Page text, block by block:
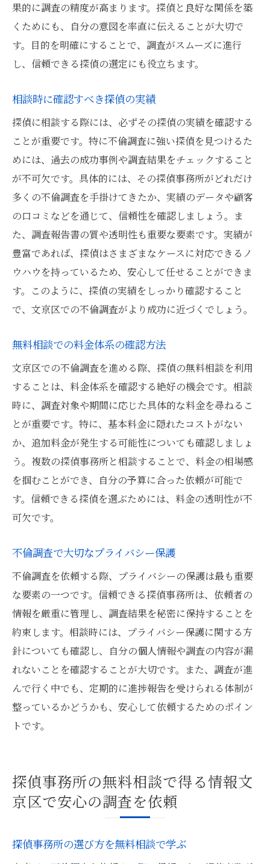
不倫調査に必要な準備と相談でのアドバイ
ス
安心して依頼できる探偵事務所を選ぶため
に
無料相談を通じて探偵を選ぶ信頼性の高い調査
文京区で信頼される探偵事務所の特徴
相談時に重要な探偵の倫理観
調査依頼前に確認すべき重要な事項
実際の調査方法を無料相談で学ぶ
信頼性ある調査報告書の見方
探偵の専門知識を活かす文京区での不倫調査の
スムーズな進め方
専門家の知識を活用した効率的調査
相談時に必要な法律知識の確認
探偵の経験を活かした調査手法
無料相談で得られるスムーズな協力方法
調査の実施と報告を円滑に行うためのポイ
ント
不倫調査を安心して依頼するための探偵無料相
談の活用法
無料相談で不倫調査の安心感を得る
調査依頼の際に抱える不安を解消する方法
信頼できる探偵事務所の見極め方
探偵の役割とあなたの期待を一致させる
相談で確認すべき調査後のフォロー体制
果的に調査の精度が高まります。探偵と良好な関係を築
くためにも、自分の意図を率直に伝えることが大切で
す。目的を明確にすることで、調査がスムーズに進行
し、信頼できる探偵の選定にも役立ちます。
相談時に確認すべき探偵の実績
探偵に相談する際には、必ずその探偵の実績を確認する
ことが重要です。特に不倫調査に強い探偵を見つけるた
めには、過去の成功事例や調査結果をチェックすること
が不可欠です。具体的には、その探偵事務所がどれだけ
多くの不倫調査を手掛けてきたか、実績のデータや顧客
の口コミなどを通じて、信頼性を確認しましょう。ま
た、調査報告書の質や透明性も重要な要素です。実績が
豊富であれば、探偵はさまざまなケースに対応できるノ
ウハウを持っているため、安心して任せることができま
す。このように、探偵の実績をしっかり確認すること
で、文京区での不倫調査がより成功に近づくでしょう。
無料相談での料金体系の確認方法
文京区での不倫調査を進める際、探偵の無料相談を利用
することは、料金体系を確認する絶好の機会です。相談
時に、調査対象や期間に応じた具体的な料金を尋ねるこ
とが重要です。特に、基本料金に隠れたコストがない
か、追加料金が発生する可能性についても確認しましょ
う。複数の探偵事務所と相談することで、料金の相場感
を掴むことができ、自分の予算に合った依頼が可能で
す。信頼できる探偵を選ぶためには、料金の透明性が不
可欠です。
不倫調査で大切なプライバシー保護
不倫調査を依頼する際、プライバシーの保護は最も重要
な要素の一つです。信頼できる探偵事務所は、依頼者の
情報を厳重に管理し、調査結果を秘密に保持することを
約束します。相談時には、プライバシー保護に関する方
針についても確認し、自分の個人情報や調査の内容が漏
れないことを確認することが大切です。また、調査が進
んで行く中でも、定期的に進捗報告を受けられる体制が
整っているかどうかも、安心して依頼するためのポイン
トです。
探偵事務所の無料相談で得る情報文
京区で安心の調査を依頼
探偵事務所の選び方を無料相談で学ぶ